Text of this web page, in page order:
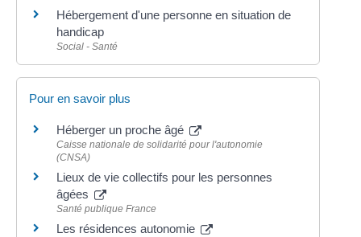
Hébergement d'une personne en situation de
handicap
Social - Santé
Pour en savoir plus
Héberger un proche âgé
Caisse nationale de solidarité pour l'autonomie
(CNSA)
Lieux de vie collectifs pour les personnes
âgées
Santé publique France
Les résidences autonomie